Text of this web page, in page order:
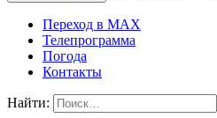
АГЕНТСТВО
«ВЕСТИ»)
Переход в MAX
Телепрограмма
Погода
Контакты
Найти: